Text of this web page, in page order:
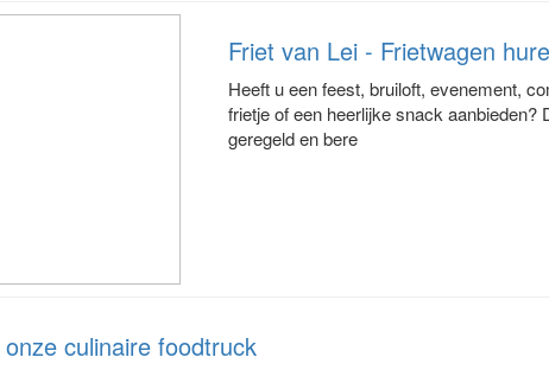
Friet van Lei - Frietwagen
Heeft u een feest, bruiloft, evenement,
frietje of een heerlijke snack
geregeld en bere
culinaire foodtruck